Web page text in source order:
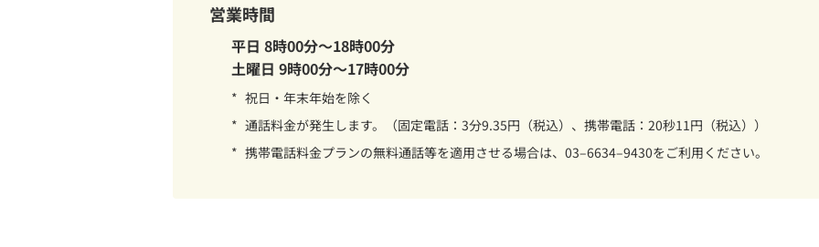
営業時間
平日 8時00分～18時00分
土曜日 9時00分～17時00分
* 祝日・年末年始を除く
* 通話料金が発生します。（固定電話：3分9.35円（税込）、携帯電話：20秒11円（税込））
* 携帯電話料金プランの無料通話等を適用させる場合は、 03–6634–9430をご利用ください。